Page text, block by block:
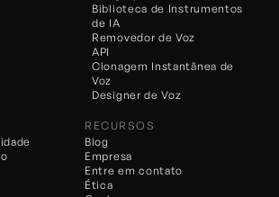
Biblioteca de Instrumentos
de IA
Removedor de Voz
API
Clonagem Instantânea de
Voz
Designer de Voz
RECURSOS
Blog
Empresa
Entre em contato
Ética